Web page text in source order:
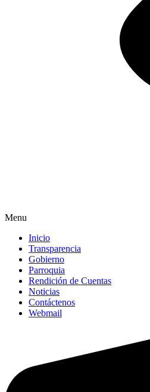
Menu
Inicio
Transparencia
Gobierno
Parroquia
Rendición de Cuentas
Noticias
Contáctenos
Webmail